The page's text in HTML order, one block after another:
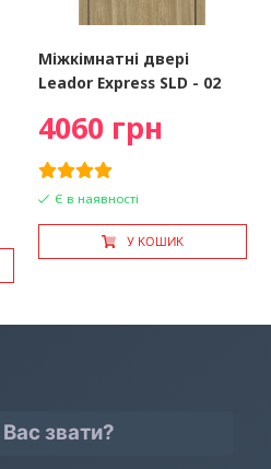
Міжкімнатні двері
Leador Express SLD - 02
4060 грн
Є в наявності
У КОШИК